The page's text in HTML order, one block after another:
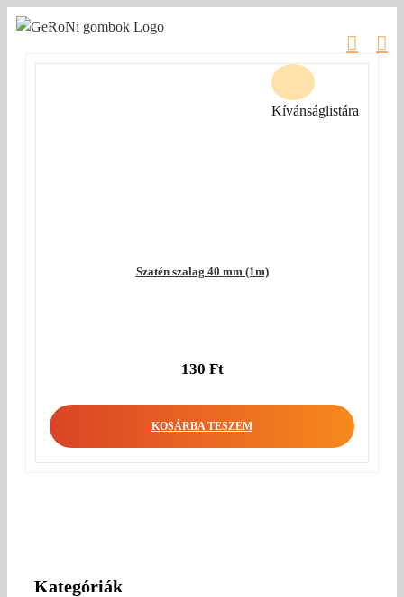
Kihagyás
Szatén szalag 40 mm (1m)
130 Ft
KOSÁRBA TESZEM
Kívánságlistára
Kategóriák